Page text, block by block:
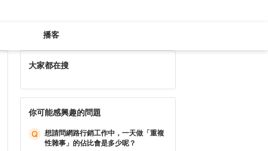
播客
大家都在搜
你可能感興趣的問題
想請問網路行銷工作中，一天做「重複
性雜事」的佔比會是多少呢？